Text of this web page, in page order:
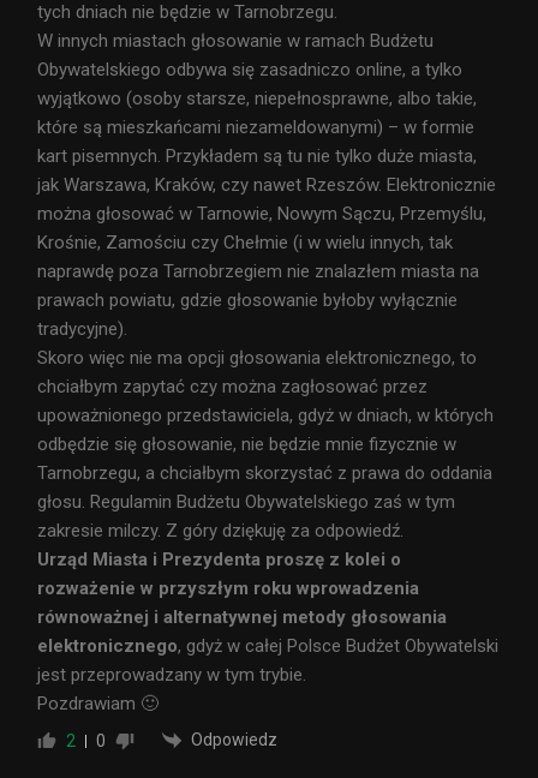
tych dniach nie będzie w Tarnobrzegu.
W innych miastach głosowanie w ramach Budżetu
Obywatelskiego odbywa się zasadniczo online, a tylko
wyjątkowo (osoby starsze, niepełnosprawne, albo takie,
które są mieszkańcami niezameldowanymi) – w formie
kart pisemnych. Przykładem są tu nie tylko duże miasta,
jak Warszawa, Kraków, czy nawet Rzeszów. Elektronicznie
można głosować w Tarnowie, Nowym Sączu, Przemyślu,
Krośnie, Zamościu czy Chełmie (i w wielu innych, tak
naprawdę poza Tarnobrzegiem nie znalazłem miasta na
prawach powiatu, gdzie głosowanie byłoby wyłącznie
tradycyjne).
Skoro więc nie ma opcji głosowania elektronicznego, to
chciałbym zapytać czy można zagłosować przez
upoważnionego przedstawiciela, gdyż w dniach, w których
odbędzie się głosowanie, nie będzie mnie fizycznie w
Tarnobrzegu, a chciałbym skorzystać z prawa do oddania
głosu. Regulamin Budżetu Obywatelskiego zaś w tym
zakresie milczy. Z góry dziękuję za odpowiedź.
Urząd Miasta i Prezydenta proszę z kolei o
rozważenie w przyszłym roku wprowadzenia
równoważnej i alternatywnej metody głosowania
elektronicznego, gdyż w całej Polsce Budżet Obywatelski
jest przeprowadzany w tym trybie.
Pozdrawiam 🙂
2 0 Odpowiedz